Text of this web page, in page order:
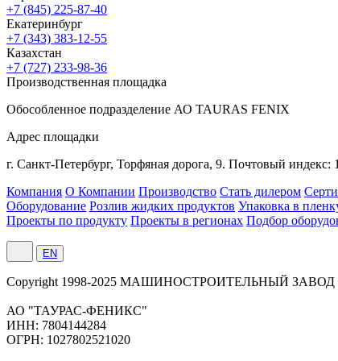
+7 (845) 225-87-40
Екатеринбург
+7 (343) 383-12-55
Казахстан
+7 (727) 233-98-36
Производственная площадка
Обособленное подразделение АО TAURAS FENIX
Адрес площадки
г. Санкт-Петербург, Торфяная дорога, 9. Почтовый индекс:
Компания О Компании Производство Стать дилером
Оборудование Розлив жидких продуктов Упаковка в
Проекты по продукту Проекты в регионах Подбор
EN
Сopyright 1998-2025 МАШИНОСТРОИТЕЛЬНЫЙ ЗАВОД
АО "ТАУРАС-ФЕНИКС"
ИНН: 7804144284
ОГРН: 1027802521020